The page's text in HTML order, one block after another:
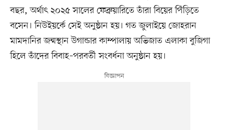
বছর, অর্থাৎ ২০২৫ সালের ফেব্রুয়ারিতে তাঁরা বিয়ের পিঁড়িতে
বসেন। নিউইয়র্কে সেই অনুষ্ঠান হয়। গত জুলাইয়ে জোহরান
মামদানির জন্মস্থান উগান্ডার কাম্পালায় অভিজাত এলাকা বুজিগা
হিলে তাঁদের বিবাহ–পরবর্তী সংবর্ধনা অনুষ্ঠান হয়।